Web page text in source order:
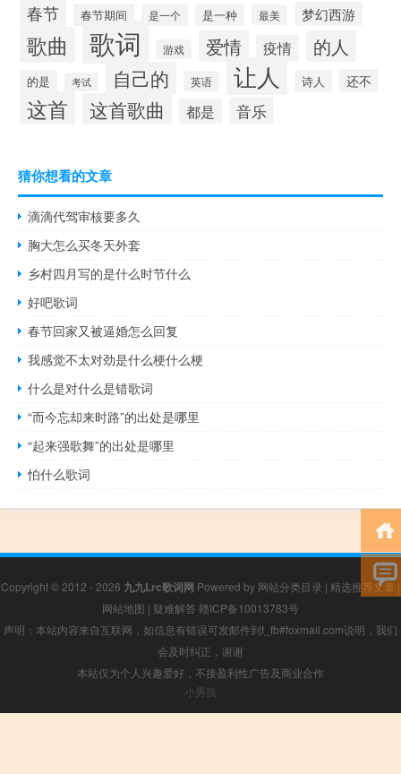
春节 春节期间 是一个 是一种 最美 梦幻西游
歌曲 歌词 游戏 爱情 疫情 的人
的是 考试 自己的 英语 让人 诗人 还不
这首 这首歌曲 都是 音乐
猜你想看的文章
滴滴代驾审核要多久
胸大怎么买冬天外套
乡村四月写的是什么时节什么
好吧歌词
春节回家又被逼婚怎么回复
我感觉不太对劲是什么梗什么梗
什么是对什么是错歌词
“而今忘却来时路”的出处是哪里
“起来强歌舞”的出处是哪里
怕什么歌词
Copyright © 2012 - 2026 九九Lrc歌词网 Powered by 网站分类目录 | 精选推荐文章 |
网站地图 | 疑难解答 赣ICP备10013783号
声明：本站内容来自互联网，如信息有错误可发邮件到f_fb#foxmail.com说明，我们
会及时纠正，谢谢
本站仅为个人兴趣爱好，不接盈利性广告及商业合作
小男孩